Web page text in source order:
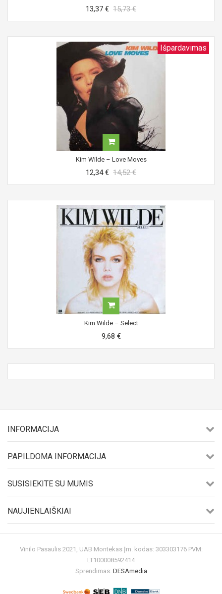
13,37 € 15,73 €
Išpardavimas
Kim Wilde ‎– Love Moves
12,34 € 14,52 €
Kim Wilde ‎– Select
9,68 €
INFORMACIJA
PAPILDOMA INFORMACIJA
SUSISIEKITE SU MUMIS
NAUJIENLAIŠKIAI
Vinilo Pasaulis 2021, UAB Montekas Įm. kodas: 303303176 PVM:
LT100008592414
Sprendimas: DESAmedia